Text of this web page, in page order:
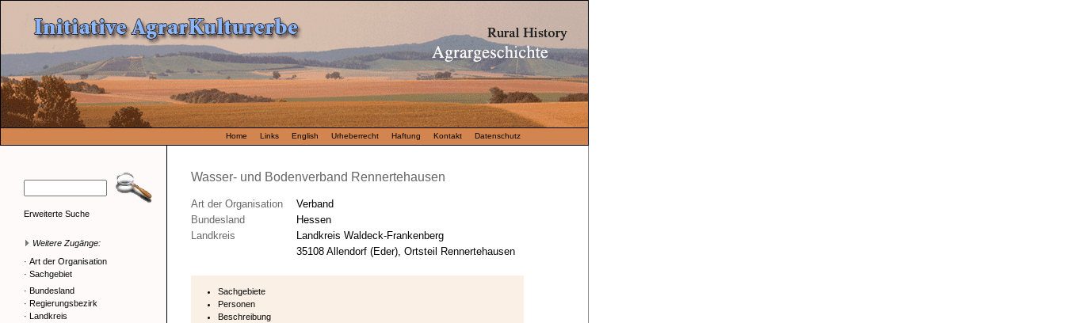
Home Links English Urheberrecht Haftung Kontakt Datenschutz
Erweiterte Suche
Weitere Zugänge:
· Art der Organisation
· Sachgebiet
· Bundesland
· Regierungsbezirk
· Landkreis
Wasser- und Bodenverband Rennertehausen
Art der Organisation
Verband
Bundesland
Hessen
Landkreis
Landkreis Waldeck-Frankenberg
35108 Allendorf (Eder), Ortsteil Rennertehausen
Sachgebiete
Personen
Beschreibung